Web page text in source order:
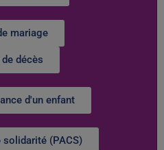
mariage
décès
d'un enfant
solidarité (PACS)